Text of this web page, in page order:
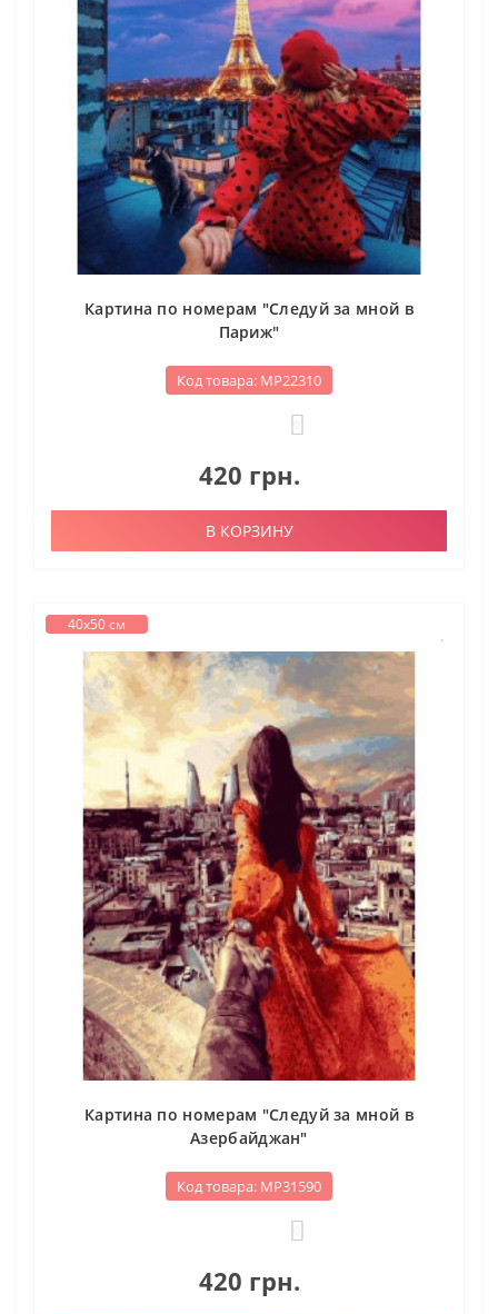
Картина по номерам "Следуй за мной в
Париж"
Код товара: МР22310
420 грн.
В КОРЗИНУ
40х50 см
Картина по номерам "Следуй за мной в
Азербайджан"
Код товара: МР31590
420 грн.